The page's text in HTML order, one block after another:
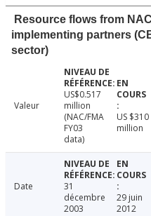
Resource flows from
implementing partners
sector)
Valeur
US$0.517
million
(NAC/FMA
FY03
data)
US $310
million
Date
31
décembre
2003
29 juin
2012